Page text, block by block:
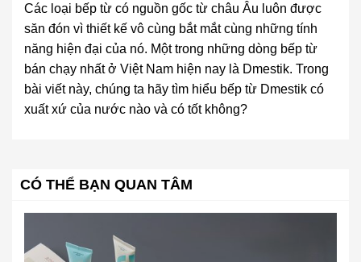
Các loại bếp từ có nguồn gốc từ châu Âu luôn được
săn đón vì thiết kế vô cùng bắt mắt cùng những tính
năng hiện đại của nó. Một trong những dòng bếp từ
bán chạy nhất ở Việt Nam hiện nay là Dmestik. Trong
bài viết này, chúng ta hãy tìm hiểu bếp từ Dmestik có
xuất xứ của nước nào và có tốt không?
CÓ THỂ BẠN QUAN TÂM